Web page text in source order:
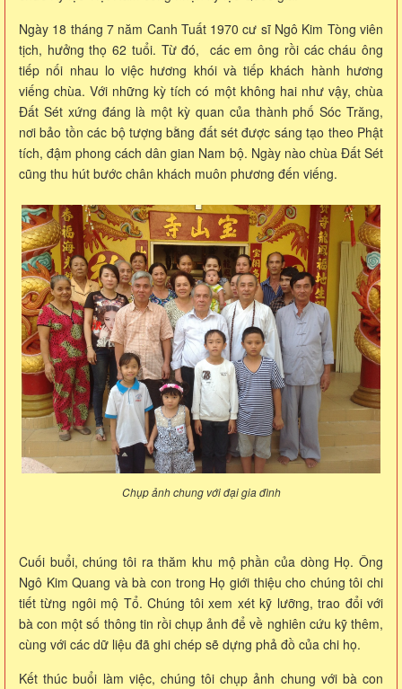
Ngày 18 tháng 7 năm Canh Tuất 1970 cư sĩ Ngô Kim Tòng viên
tịch, hưởng thọ 62 tuổi. Từ đó, các em ông rồi các cháu ông
tiếp nối nhau lo việc hương khói và tiếp khách hành hương
viếng chùa. Với những kỳ tích có một không hai như vậy, chùa
Đất Sét xứng đáng là một kỳ quan của thành phố Sóc Trăng,
nơi bảo tồn các bộ tượng bằng đất sét được sáng tạo theo Phật
tích, đậm phong cách dân gian Nam bộ. Ngày nào chùa Đất Sét
cũng thu hút bước chân khách muôn phương đến viếng.
Chụp ảnh chung với đại gia đình
Cuối buổi, chúng tôi ra thăm khu mộ phần của dòng Họ. Ông
Ngô Kim Quang và bà con trong Họ giới thiệu cho chúng tôi chi
tiết từng ngôi mộ Tổ. Chúng tôi xem xét kỹ lưỡng, trao đổi với
bà con một số thông tin rồi chụp ảnh để về nghiên cứu kỹ thêm,
cùng với các dữ liệu đã ghi chép sẽ dựng phả đồ của chi họ.
Kết thúc buổi làm việc, chúng tôi chụp ảnh chung với bà con